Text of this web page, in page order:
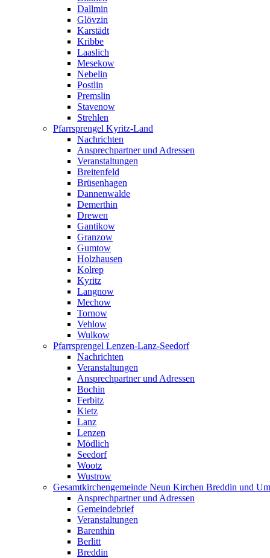
Dallmin
Glövzin
Karstädt
Kribbe
Laaslich
Mesekow
Nebelin
Postlin
Premslin
Stavenow
Strehlen
Pfarrsprengel Kyritz-Land
Nachrichten
Ansprechpartner und Adressen
Veranstaltungen
Breitenfeld
Brüsenhagen
Dannenwalde
Demerthin
Drewen
Gantikow
Granzow
Gumtow
Holzhausen
Kolrep
Kyritz
Langnow
Mechow
Tornow
Vehlow
Wulkow
Pfarrsprengel Lenzen-Lanz-Seedorf
Nachrichten
Veranstaltungen
Ansprechpartner und Adressen
Bochin
Ferbitz
Kietz
Lanz
Lenzen
Mödlich
Seedorf
Wootz
Wustrow
Gesamtkirchengemeinde Neun Kirchen Breddin und
Ansprechpartner und Adressen
Gemeindebrief
Veranstaltungen
Barenthin
Berlitt
Breddin